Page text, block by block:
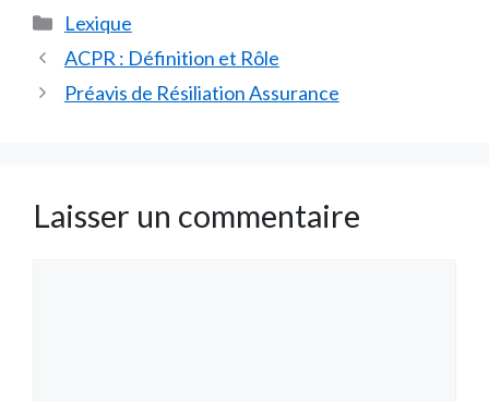
Catégories
Lexique
ACPR : Définition et Rôle
Préavis de Résiliation Assurance
Laisser un commentaire